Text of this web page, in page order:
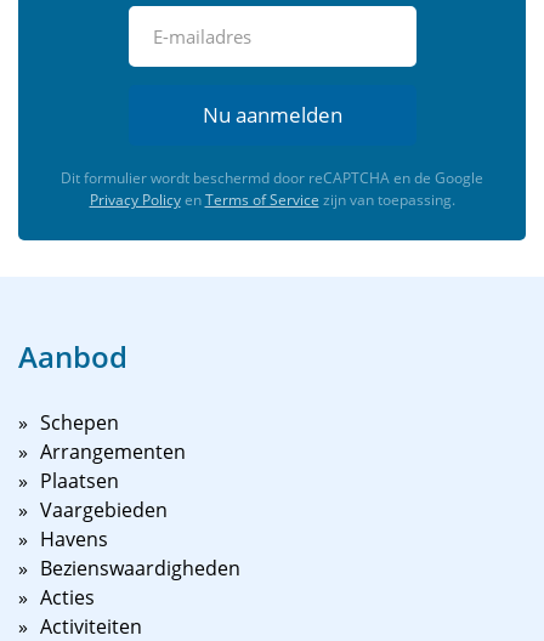
Nu aanmelden
Dit formulier wordt beschermd door reCAPTCHA en de Google
Privacy PolicyenTerms of Service zijn van toepassing.
Aanbod
Schepen
Arrangementen
Plaatsen
Vaargebieden
Havens
Bezienswaardigheden
Acties
Activiteiten